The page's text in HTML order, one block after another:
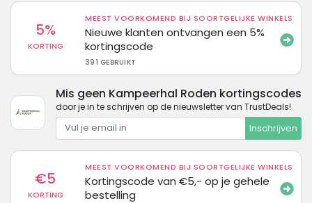
5%
KORTING
MEEST VOORKOMEND BIJ SOORTGELIJKE WINKELS
Nieuwe klanten ontvangen een 5%
kortingscode
391 GEBRUIKT
Mis geen Kampeerhal Roden kortingscodes
door je in te schrijven op de nieuwsletter van TrustDeals!
Inschrijven
€5
KORTING
MEEST VOORKOMEND BIJ SOORTGELIJKE WINKELS
Kortingscode van €5,- op je gehele
bestelling